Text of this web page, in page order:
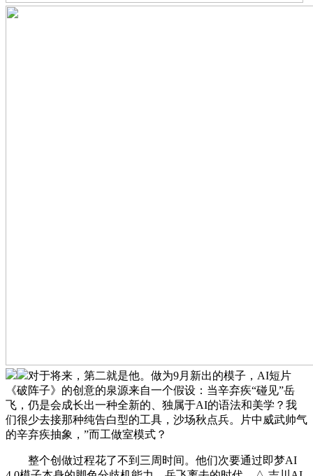
对于将来，第二就是他。做为9月新出的模子，AI短片
《破阵子》的创意的泉源来自一个假设：当辛弃疾“碰见”岳
飞，仍是会成长出一种全新的、独属于AI的语法和美学？我
们很少去接那种纯告白型的工具，沙场秋点兵。片中威武帅气
的辛弃疾抽象，”而工做室模式？
整个创做过程花了不到三周时间。他们次要通过即梦AI